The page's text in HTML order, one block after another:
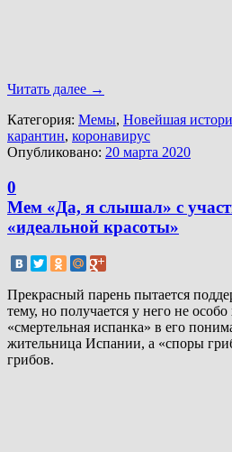
Читать далее →
Категория: Мемы, Новейшая
карантин, коронавирус
Опубликовано: 20 марта 2020
0
Мем «Да, я слышал» с
«идеальной красоты»
Прекрасный парень пытается
тему, но получается у него не
«смертельная испанка» в его
жительница Испании, а «споры
грибов.